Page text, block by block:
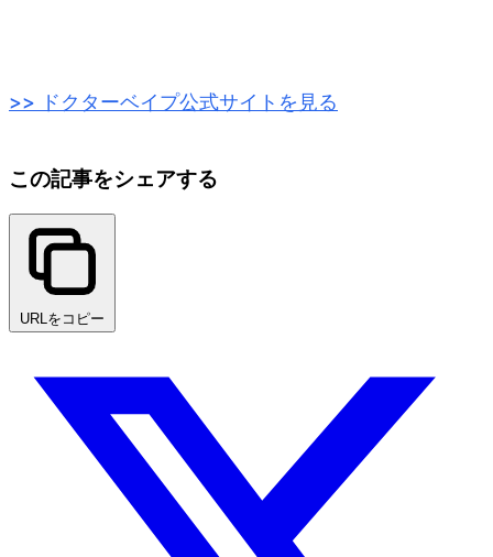
>> ドクターベイプ公式サイトを見る
この記事をシェアする
URLをコピー